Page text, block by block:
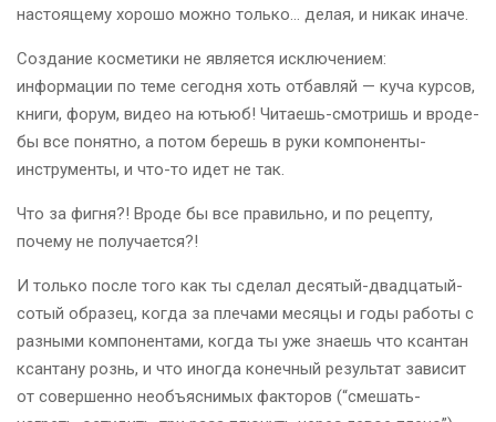
настоящему хорошо можно только… делая, и никак иначе.
Создание косметики не является исключением:
информации по теме сегодня хоть отбавляй — куча курсов,
книги, форум, видео на ютьюб! Читаешь-смотришь и вроде-
бы все понятно, а потом берешь в руки компоненты-
инструменты, и что-то идет не так.
Что за фигня?! Вроде бы все правильно, и по рецепту,
почему не получается?!
И только после того как ты сделал десятый-двадцатый-
сотый образец, когда за плечами месяцы и годы работы с
разными компонентами, когда ты уже знаешь что ксантан
ксантану рознь, и что иногда конечный результат зависит
от совершенно необъяснимых факторов (“смешать-